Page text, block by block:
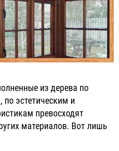
из дерева по
по эстетическим и
превосходят
материалов. Вот лишь